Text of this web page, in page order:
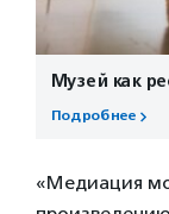
Музей как
Подробнее
«Медиация